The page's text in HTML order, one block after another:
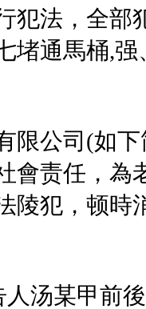
犯法，全部
堵通馬桶,
限公司(如
會责任，為
陵犯，顿時
人汤某甲前